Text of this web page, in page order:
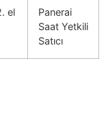
el
Panerai
Saat Yetkili
Satıcı